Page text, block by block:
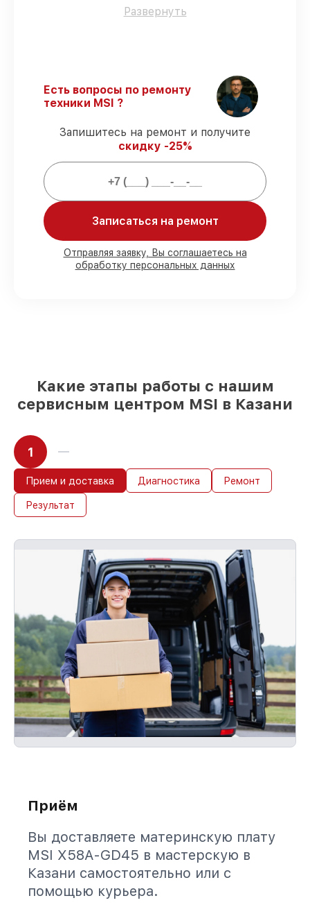
Оригинальные детали– для всех видов
Точное соблюдение сроков
–
соблюдаем сроки восстановления
материнской платы X58A-GD45,
согласованные с клиентом.
Подтвержденная гарантия
предоставляем официальное
гарантийное сопровождение после
Мы гарантируем:
80%работ в присутствии заказчика
немедленном начале работ
Развернуть
Есть вопросы по ремонту
техники MSI ?
Запишитесь на ремонт и получите
скидку -25%
Записаться на ремонт
Отправляя заявку, Вы соглашаетесь на
обработку персональных данных
Какие этапы работы с нашим
сервисным центром MSI в Казани
1
Прием и доставка Диагностика Ремонт
Результат
Приём
Вы доставляете материнскую плату
MSI X58A-GD45 в мастерскую в
Казани самостоятельно или с
помощью курьера.